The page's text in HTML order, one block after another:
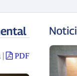
| PDF